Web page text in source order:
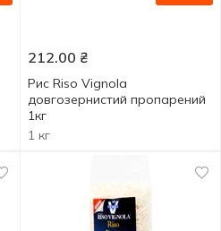
212.00 ₴
Рис Riso Vignola
довгозернистий пропарений
1кг
1 кг